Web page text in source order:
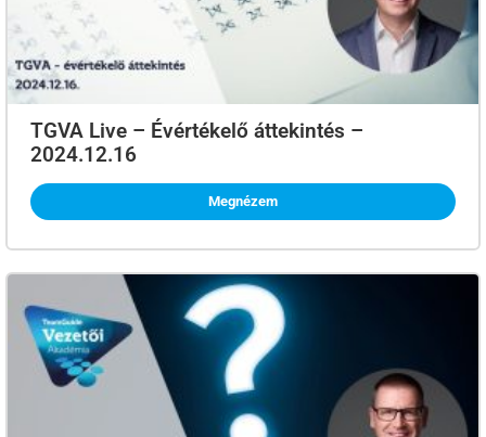
TGVA Live – Évértékelő áttekintés –
2024.12.16
Megnézem